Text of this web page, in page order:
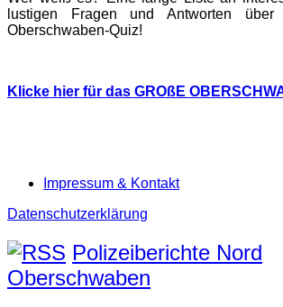
lustigen Fragen und Antworten
Oberschwaben-Quiz!
Klicke hier für das GROßE
Impressum & Kontakt
Datenschutzerklärung
Polizeiberichte Nord
Oberschwaben